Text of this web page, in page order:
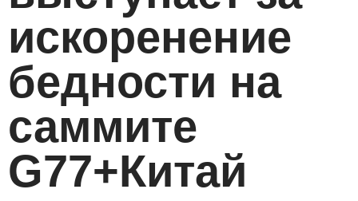
искоренение
бедности на
саммите
G77+Китай